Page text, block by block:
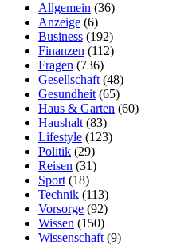
Allgemein (36)
Anzeige (6)
Business (192)
Finanzen (112)
Fragen (736)
Gesellschaft (48)
Gesundheit (65)
Haus & Garten (60)
Haushalt (83)
Lifestyle (123)
Politik (29)
Reisen (31)
Sport (18)
Technik (113)
Vorsorge (92)
Wissen (150)
Wissenschaft (9)